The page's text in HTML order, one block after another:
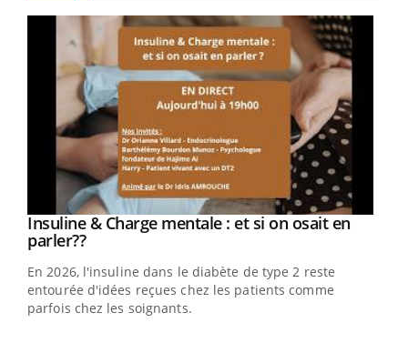
Youtube
Insuline & Charge mentale : et si on osait en
parler??Youtube
En 2026, l'insuline dans le diabète de type 2 reste
entourée d'idées reçues chez les patients comme
parfois chez les soignants.